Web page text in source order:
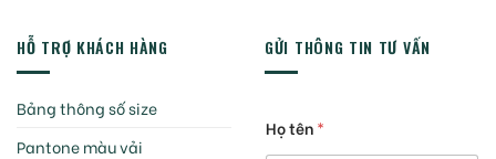
HỖ TRỢ KHÁCH HÀNG
Bảng thông số size
Pantone màu vải
GỬI THÔNG TIN TƯ VẤN
Họ tên*